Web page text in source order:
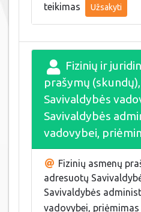
teikimas
Užsakyti
Fizinių ir
prašymų
Savivaldybės
Savivaldybės
vadovybei,
Fizinių asmenų
adresuotų
Savivaldybės
vadovybei, priėmimas